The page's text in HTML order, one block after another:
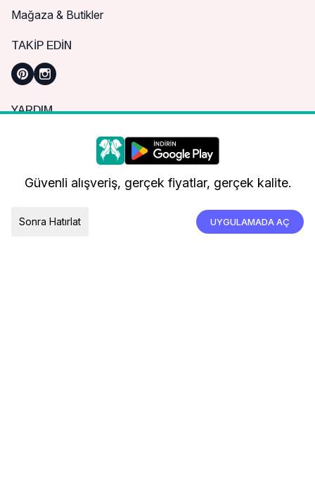
Mağaza & Butikler
TAKIP EDIN
YARDIM
Sık Sorulan Sorular
Nasıl Sipariş Verebilirim?
Kargo ve Teslimat
Daha iyi bir alışveriş deneyimi için çerezleri
kullanıyoruz.
Güvenli alışveriş, gerçek fiyatlar, gerçek kalite.
Sonra Hatırlat UYGULAMADA AÇ